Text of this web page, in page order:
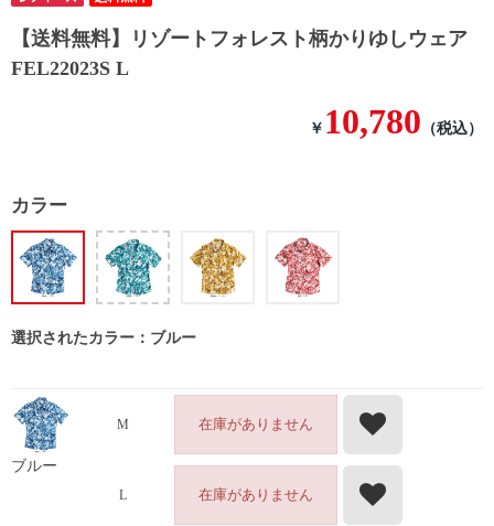
【送料無料】リゾートフォレスト柄かりゆしウェア
FEL22023S L
￥ 10,780 （税込）
カラー
選択されたカラー：ブルー
ブルー
M 在庫がありません
L 在庫がありません